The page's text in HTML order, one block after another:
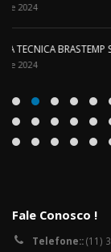
23 de abril de 2024
CONSERTO DE
23 de abril de 2024
Fale Conosco !
Telefone::(11)